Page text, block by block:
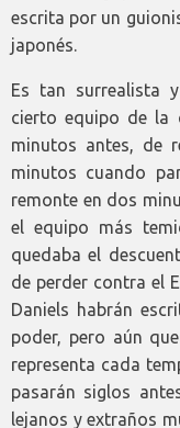
escrita por un
japonés.
Es tan surrealista
cierto equipo de la
minutos antes, de
minutos cuando
remonte en dos
el equipo más
quedaba el
de perder contra el
Daniels habrán
poder, pero aún
representa cada
pasarán siglos
lejanos y extraños